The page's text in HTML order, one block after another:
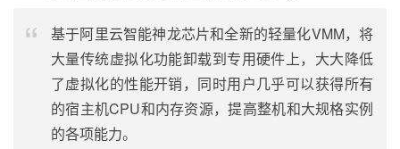
基于阿里云智能神龙芯片和全新的轻量化VMM，将
大量传统虚拟化功能卸载到专用硬件上，大大降低
了虚拟化的性能开销，同时用户几乎可以获得所有
的宿主机CPU和内存资源，提高整机和大规格实例
的各项能力。